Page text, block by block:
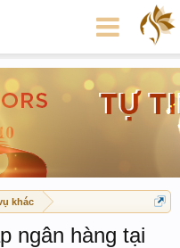
khác
ngân hàng tại